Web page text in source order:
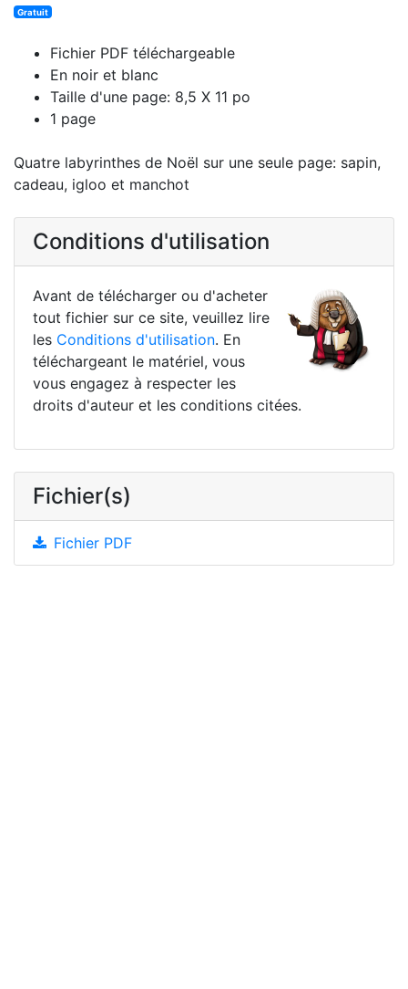
Gratuit
Fichier PDF téléchargeable
En noir et blanc
Taille d'une page: 8,5 X 11 po
1 page
Quatre labyrinthes de Noël sur une seule page: sapin,
cadeau, igloo et manchot
Conditions d'utilisation
Avant de télécharger ou d'acheter
tout fichier sur ce site, veuillez lire
les Conditions d'utilisation. En
téléchargeant le matériel, vous
vous engagez à respecter les
droits d'auteur et les conditions citées.
Fichier(s)
Fichier PDF